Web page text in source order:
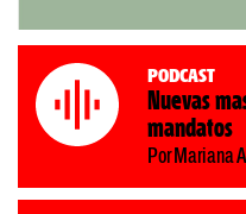
Podcast
Nuevas
mandatos
Por Mariana